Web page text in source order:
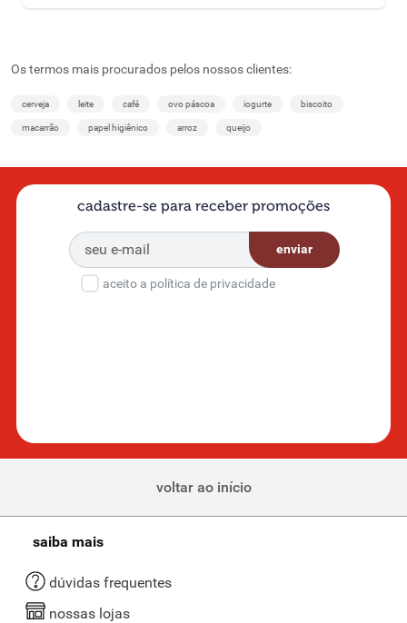
Os termos mais procurados pelos nossos clientes:
cerveja leite café ovo páscoa iogurte biscoito
macarrão papel higiênico arroz queijo
cadastre-se para receber promoções
enviar
aceito a política de privacidade
voltar ao início
saiba mais
dúvidas frequentes
nossas lojas